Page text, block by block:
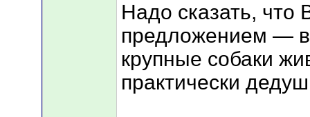
Надо сказать, что
предложением —
крупные собаки
практически